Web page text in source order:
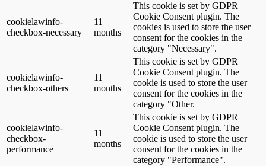
cookielawinfo-
checkbox-necessary
11
months
This cookie is set by GDPR
Cookie Consent plugin. The
cookies is used to store the user
consent for the cookies in the
category "Necessary".
cookielawinfo-
checkbox-others
11
months
This cookie is set by GDPR
Cookie Consent plugin. The
cookie is used to store the user
consent for the cookies in the
category "Other.
cookielawinfo-
checkbox-
performance
11
months
This cookie is set by GDPR
Cookie Consent plugin. The
cookie is used to store the user
consent for the cookies in the
category "Performance".